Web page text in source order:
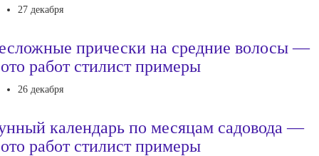
27 декабря
прически на средние волосы —
работ стилист примеры
26 декабря
календарь по месяцам садовода —
работ стилист примеры